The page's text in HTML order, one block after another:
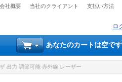
会社概要 当社のクライアント 支払い方法
ロ
あなたのカートは空です
出力 調節可能 赤外線 レーザー